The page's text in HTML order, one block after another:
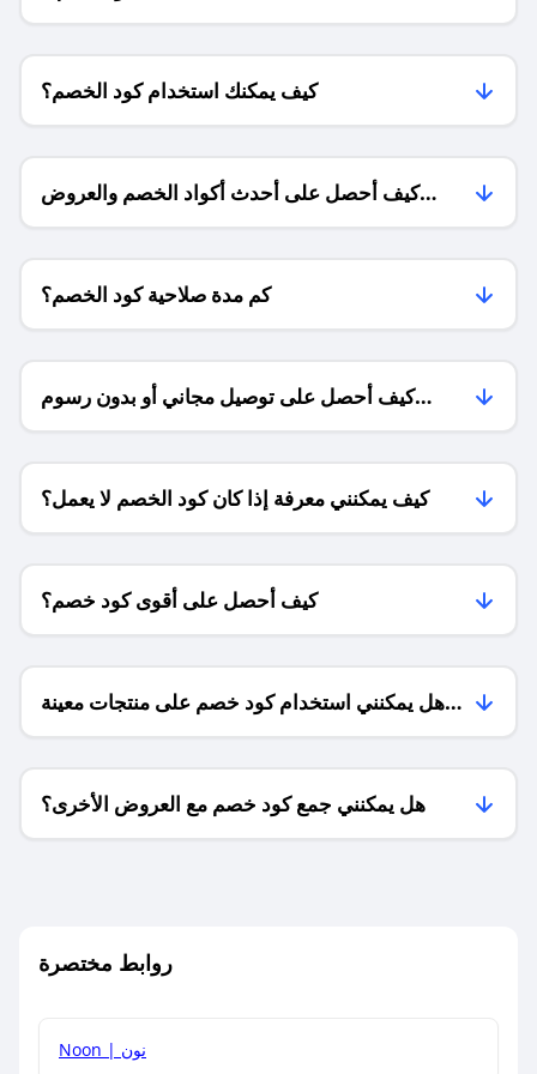
كيف يمكنك استخدام كود الخصم؟
كيف أحصل على أحدث أكواد الخصم والعروض
للمتاجر؟
كم مدة صلاحية كود الخصم؟
كيف أحصل على توصيل مجاني أو بدون رسوم
الشحن ؟
كيف يمكنني معرفة إذا كان كود الخصم لا يعمل؟
كيف أحصل على أقوى كود خصم؟
هل يمكنني استخدام كود خصم على منتجات معينة
فقط؟
هل يمكنني جمع كود خصم مع العروض الأخرى؟
روابط مختصرة
Noon | نون